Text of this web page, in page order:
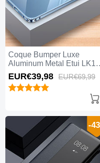
Coque Bumper Luxe
Aluminum Metal Etui LK1
pour Apple iPhone 15 Pro
Max Bleu
EUR€39,98 EUR€69,99
-43